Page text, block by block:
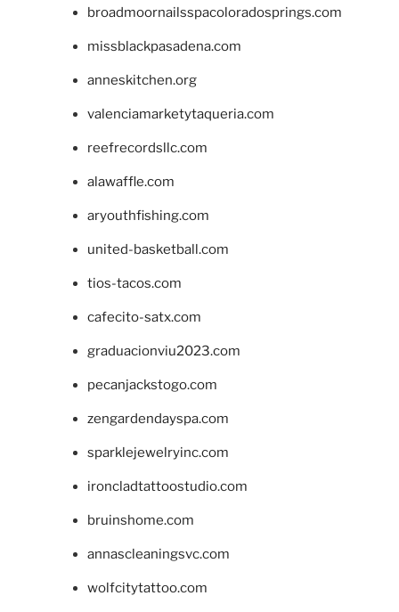
broadmoornailsspacoloradosprings.com
missblackpasadena.com
anneskitchen.org
valenciamarketytaqueria.com
reefrecordsllc.com
alawaffle.com
aryouthfishing.com
united-basketball.com
tios-tacos.com
cafecito-satx.com
graduacionviu2023.com
pecanjackstogo.com
zengardendayspa.com
sparklejewelryinc.com
ironcladtattoostudio.com
bruinshome.com
annascleaningsvc.com
wolfcitytattoo.com